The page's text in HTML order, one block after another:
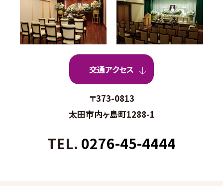
交通アクセス
〒373-0813
太田市内ヶ島町1288-1
TEL. 0276-45-4444